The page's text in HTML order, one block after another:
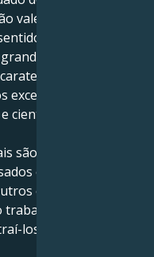
valem a pena. São
do dever. São
concentração
são a
na
são o resultado de
e também
os perturbem
Afastam
los.